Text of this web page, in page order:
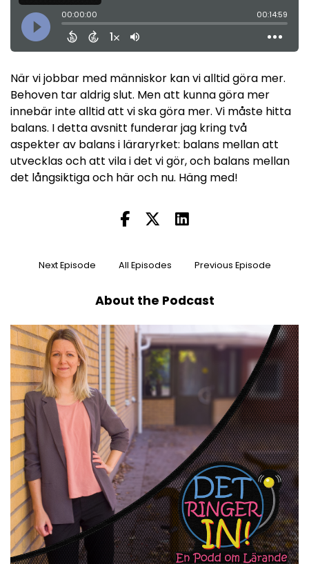
När vi jobbar med människor kan vi alltid göra mer.
Behoven tar aldrig slut. Men att kunna göra mer
innebär inte alltid att vi ska göra mer. Vi måste hitta
balans. I detta avsnitt funderar jag kring två
aspekter av balans i läraryrket: balans mellan att
utvecklas och att vila i det vi gör, och balans mellan
det långsiktiga och här och nu. Häng med!
Next Episode All Episodes Previous Episode
About the Podcast